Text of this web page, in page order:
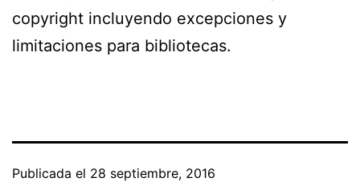
copyright incluyendo excepciones y
limitaciones para bibliotecas.
Publicada el 28 septiembre, 2016